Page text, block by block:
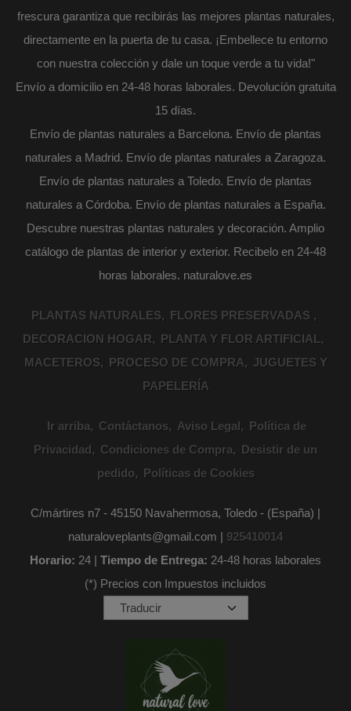
frescura garantiza que recibirás las mejores plantas naturales,
directamente en la puerta de tu casa. ¡Embellece tu entorno
con nuestra colección y dale un toque verde a tu vida!"
Envío a domicilio en 24-48 horas laborales. Devolución gratuita
15 días.
Envío de plantas naturales a Barcelona. Envío de plantas
naturales a Madrid. Envío de plantas naturales a Zaragoza.
Envío de plantas naturales a Toledo. Envío de plantas
naturales a Córdoba. Envío de plantas naturales a España.
Descubre nuestras plantas naturales y decoración. Amplio
catálogo de plantas de interior y exterior. Recibelo en 24-48
horas laborales. naturalove.es
PLANTAS NATURALES
FLORES PRESERVADAS
DECORACION HOGAR
PLANTA Y FLOR ARTIFICIAL
MACETEROS
PROCESO DE COMPRA
JUGUETES Y
PAPELERÍA
Ir arriba Contáctanos Aviso Legal
Política de
Privacidad
Condiciones de Compra
Desistir de un
pedido
Políticas de Cookies
C/mártires n7 - 45150 Navahermosa, Toledo - (España) |
naturaloveplants@gmail.com | 925410014
Horario: 24 | Tiempo de Entrega: 24-48 horas laborales
(*) Precios con Impuestos incluidos